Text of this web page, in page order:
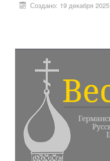
Создано: 19 декабря 2025